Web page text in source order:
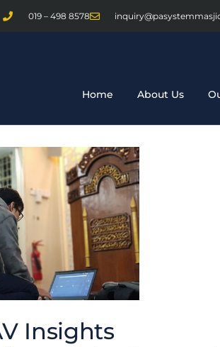
019 – 498 8578
Home About Us
Insights